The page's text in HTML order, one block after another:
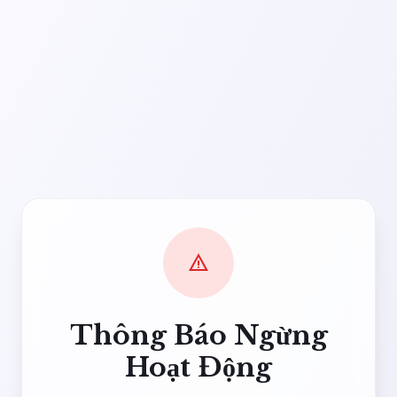
warning
Thông Báo Ngừng
Hoạt Động